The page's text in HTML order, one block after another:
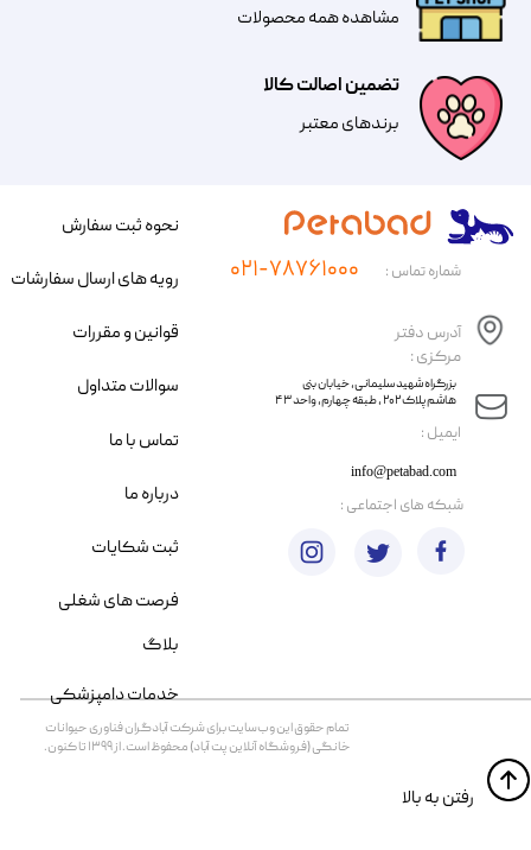
تضمین اصالت کالا
​​برندهای معتبر​​​​​​​
مشاهده همه محصولات
​ایمیل :
آدرس دفتر
مرکزی :
info@petabad.com
​​بزرگراه شهید سلیمانی، خیابان بنی
هاشم پلاک ۲۰۲ ، طبقه چهارم، واحد ۴۳
شماره تماس : ۰۲۱-۷۸۷۶۱۰۰۰
تمام حقوق اين وب‌سايت برای شرکت آبادگران فناوری حیوانات
خانگی (فروشگاه آنلاین پت آباد) محفوظ است. از ۱۳۹۹ تا کنون.
​​رفتن به بالا
نحوه ثبت سفارش
رویه های ارسال سفارشات
قوانین و مقررات
سوالات متداول
تماس با ما
درباره ما
ثبت شکایات
فرصت های شغلی
​شبکه های اجتماعی :
بلاگ
خدمات دامپزشکی